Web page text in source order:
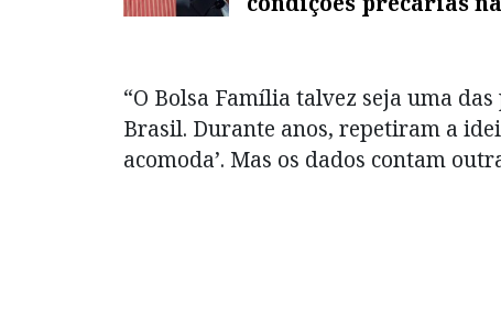
“O Bolsa Família talvez seja uma
Brasil. Durante anos, repetiram a
acomoda’. Mas os dados contam